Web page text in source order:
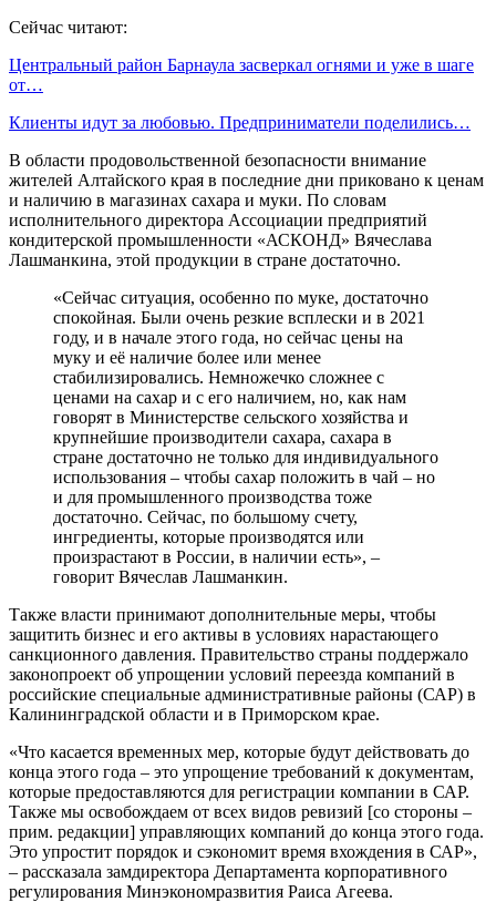
Сейчас читают:
Центральный район Барнаула засверкал огнями и уже в шаге
от…
Клиенты идут за любовью. Предприниматели поделились…
В области продовольственной безопасности внимание
жителей Алтайского края в последние дни приковано к ценам
и наличию в магазинах сахара и муки. По словам
исполнительного директора Ассоциации предприятий
кондитерской промышленности «АСКОНД» Вячеслава
Лашманкина, этой продукции в стране достаточно.
«Сейчас ситуация, особенно по муке, достаточно
спокойная. Были очень резкие всплески и в 2021
году, и в начале этого года, но сейчас цены на
муку и её наличие более или менее
стабилизировались. Немножечко сложнее с
ценами на сахар и с его наличием, но, как нам
говорят в Министерстве сельского хозяйства и
крупнейшие производители сахара, сахара в
стране достаточно не только для индивидуального
использования – чтобы сахар положить в чай – но
и для промышленного производства тоже
достаточно. Сейчас, по большому счету,
ингредиенты, которые производятся или
произрастают в России, в наличии есть», –
говорит Вячеслав Лашманкин.
Также власти принимают дополнительные меры, чтобы
защитить бизнес и его активы в условиях нарастающего
санкционного давления. Правительство страны поддержало
законопроект об упрощении условий переезда компаний в
российские специальные административные районы (САР) в
Калининградской области и в Приморском крае.
«Что касается временных мер, которые будут действовать до
конца этого года – это упрощение требований к документам,
которые предоставляются для регистрации компании в САР.
Также мы освобождаем от всех видов ревизий [со стороны –
прим. редакции] управляющих компаний до конца этого года.
Это упростит порядок и сэкономит время вхождения в САР»,
– рассказала замдиректора Департамента корпоративного
регулирования Минэкономразвития Раиса Агеева.